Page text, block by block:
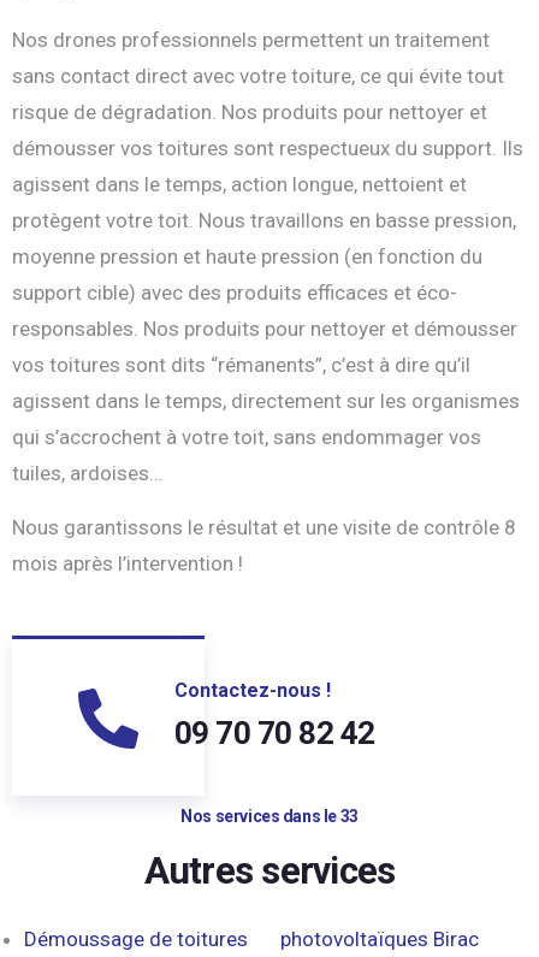
Nos drones professionnels permettent un traitement
sans contact direct avec votre toiture, ce qui évite tout
risque de dégradation. Nos produits pour nettoyer et
démousser vos toitures sont respectueux du support. Ils
agissent dans le temps, action longue, nettoient et
protègent votre toit. Nous travaillons en basse pression,
moyenne pression et haute pression (en fonction du
support cible) avec des produits efficaces et éco-
responsables. Nos produits pour nettoyer et démousser
vos toitures sont dits “rémanents”, c’est à dire qu’il
agissent dans le temps, directement sur les organismes
qui s’accrochent à votre toit, sans endommager vos
tuiles, ardoises…
Nous garantissons le résultat et une visite de contrôle 8
mois après l’intervention !
Contactez-nous !
09 70 70 82 42
Nos services dans le 33
Autres services
Démoussage de toitures
photovoltaïques Birac